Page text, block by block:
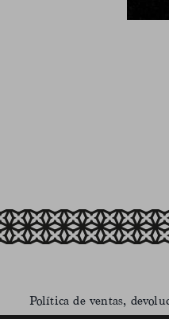
Política de ventas,